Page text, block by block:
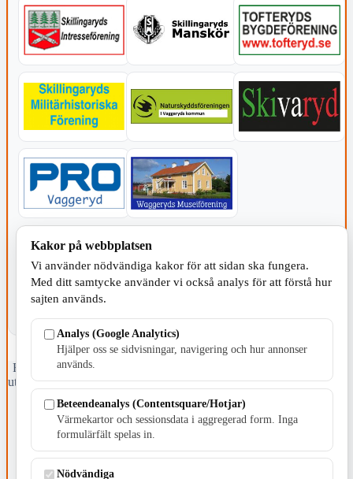
Fristående webbtidningsföretag grundat 1991 som sedan 2002 ger
ut tidningen Skillingaryd.nu och 2010 lanserades Värnamo.nu. Från
april 2026 omfattar Skillingaryd.nu tre kommuner: Gnosjö,
Värnamo och Vaggeryds kommun.
Kontakta oss
E-post: redaktionen@skillingaryd.nu
Kakor på webbplatsen
Vi använder nödvändiga kakor för att sidan ska fungera.
Med ditt samtycke använder vi också analys för att förstå hur
sajten används.
Analys (Google Analytics)
Hjälper oss se sidvisningar, navigering och hur annonser
används.
Beteendeanalys (Contentsquare/Hotjar)
Värmekartor och sessionsdata i aggregerad form. Inga
formulärfält spelas in.
Nödvändiga